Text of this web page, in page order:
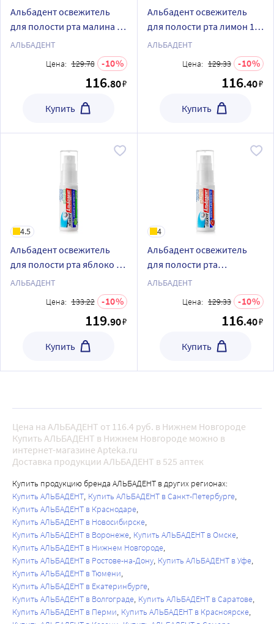
Альбадент освежитель
для полости рта малина 10
мл спрей
АЛЬБАДЕНТ
Цена: 129.78 10
116.80₽
Купить
Альбадент освежитель
для полости рта лимон 10
мл спрей
АЛЬБАДЕНТ
Цена: 129.33 10
116.40₽
Купить
4.5
Альбадент освежитель
для полости рта яблоко 10
мл спрей
АЛЬБАДЕНТ
Цена: 133.22 10
119.90₽
Купить
4
Альбадент освежитель
для полости рта
грейпфрут 10 мл спрей
АЛЬБАДЕНТ
Цена: 129.33 10
116.40₽
Купить
Цена на АЛЬБАДЕНТ от 116.4 руб. в Нижнем Новгороде
Купить АЛЬБАДЕНТ в Нижнем Новгороде можно в
интернет-магазине Apteka.ru
Доставка продукции АЛЬБАДЕНТ в 525 аптек
Купить продукцию бренда АЛЬБАДЕНТ в других регионах:
Купить АЛЬБАДЕНТ Купить АЛЬБАДЕНТ в Санкт-Петербурге
Купить АЛЬБАДЕНТ в Краснодаре
Купить АЛЬБАДЕНТ в Новосибирске
Купить АЛЬБАДЕНТ в Воронеже Купить АЛЬБАДЕНТ в Омске
Купить АЛЬБАДЕНТ в Нижнем Новгороде
Купить АЛЬБАДЕНТ в Ростове-на-Дону Купить АЛЬБАДЕНТ в Уфе
Купить АЛЬБАДЕНТ в Тюмени
Купить АЛЬБАДЕНТ в Екатеринбурге
Купить АЛЬБАДЕНТ в Волгограде Купить АЛЬБАДЕНТ в Саратове
Купить АЛЬБАДЕНТ в Перми Купить АЛЬБАДЕНТ в Красноярске